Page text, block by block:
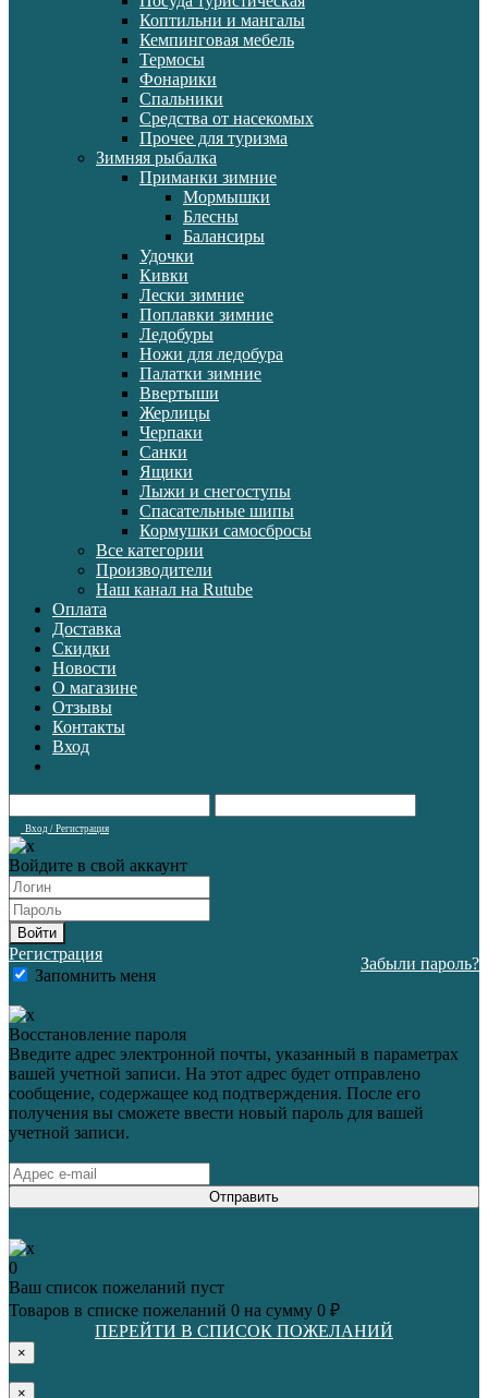
Коптильни и мангалы
Кемпинговая мебель
Термосы
Фонарики
Спальники
Средства от насекомых
Прочее для туризма
Зимняя рыбалка
Приманки зимние
Мормышки
Блесны
Балансиры
Удочки
Кивки
Лески зимние
Поплавки зимние
Ледобуры
Ножи для ледобура
Палатки зимние
Ввертыши
Жерлицы
Черпаки
Санки
Ящики
Лыжи и снегоступы
Спасательные шипы
Кормушки самосбросы
Все категории
Производители
Наш канал на Rutube
Оплата
Доставка
Скидки
Новости
О магазине
Отзывы
Контакты
Вход
Вход / Регистрация
Войдите в свой аккаунт
Войти
Регистрация
Запомнить меня
Забыли пароль?
Восстановление пароля
Введите адрес электронной почты, указанный в параметрах
вашей учетной записи. На этот адрес будет отправлено
сообщение, содержащее код подтверждения. После его
получения вы сможете ввести новый пароль для вашей
учетной записи.
Отправить
0
Ваш список пожеланий пуст
Товаров в списке пожеланий 0 на сумму 0 ₽
ПЕРЕЙТИ В СПИСОК ПОЖЕЛАНИЙ
×
×